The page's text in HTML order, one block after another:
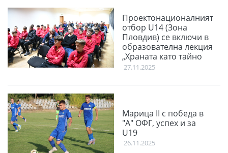
Проектонационалният
отбор U14 (Зона
Пловдив) се включи в
образователна лекция
„Храната като тайно
оръжие“
27.11.2025
Марица II с победа в
"А" ОФГ, успех и за
U19
26.11.2025